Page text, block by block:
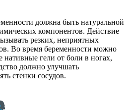
должна быть натуральной
компонентов. Действие
резких, неприятных
Во время беременности можно
нативные гели от боли в ногах,
должно улучшать
стенки сосудов.